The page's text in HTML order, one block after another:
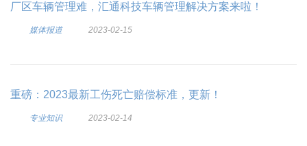
厂区车辆管理难，汇通科技车辆管理解决方案来啦！
媒体报道 2023-02-15
重磅：2023最新工伤死亡赔偿标准，更新！
专业知识 2023-02-14